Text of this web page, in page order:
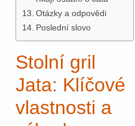
Otázky a odpovědi
Poslední slovo
Stolní gril
Jata: Klíčové
vlastnosti a